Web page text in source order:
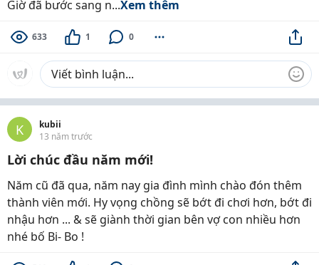
Giờ đã bước sang n...Xem thêm
633 1 0
K
kubii
13 năm trước
Lời chúc đầu năm mới!
Năm cũ đã qua, năm nay gia đình mình chào đón thêm
thành viên mới. Hy vọng chồng sẽ bớt đi chơi hơn, bớt đi
nhậu hơn ... & sẽ giành thời gian bên vợ con nhiều hơn
nhé bố Bi- Bo !